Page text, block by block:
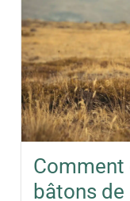
Comment
bâtons